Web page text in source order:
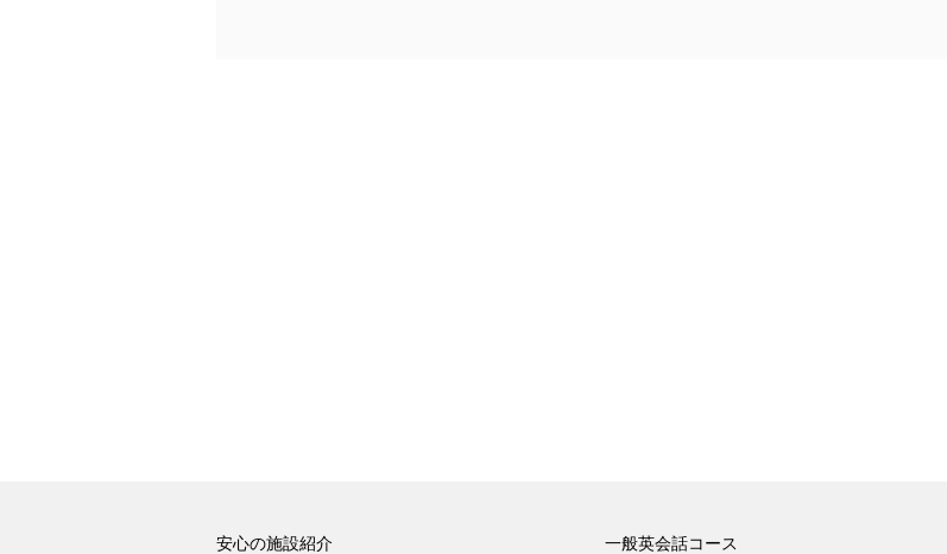
安心の施設紹介 一般英会話コース